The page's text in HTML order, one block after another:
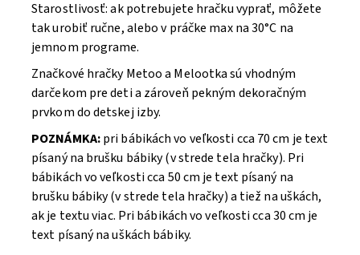
Starostlivosť: ak potrebujete hračku vyprať, môžete
tak urobiť ručne, alebo v práčke max na 30°C na
jemnom programe.
Značkové hračky Metoo a Melootka sú vhodným
darčekom pre deti a zároveň pekným dekoračným
prvkom do detskej izby.
POZNÁMKA:pri bábikách vo veľkosti cca 70 cm je text
písaný na brušku bábiky (v strede tela hračky). Pri
bábikách vo veľkosti cca 50 cm je text písaný na
brušku bábiky (v strede tela hračky) a tiež na uškách,
ak je textu viac. Pri bábikách vo veľkosti cca 30 cm je
text písaný na uškách bábiky.